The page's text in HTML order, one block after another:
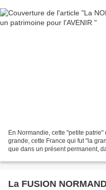
En Normandie, cette "petite
grande, cette France qui fut "la
que dans un présent permanent,
La FUSION